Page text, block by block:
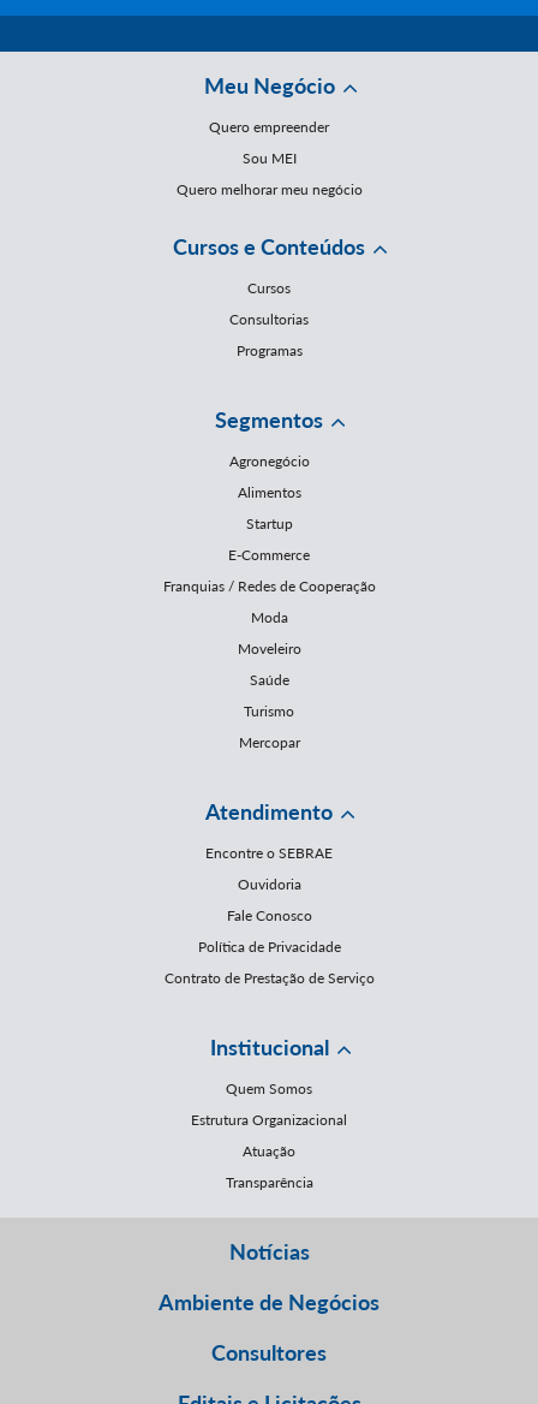
Meu Negócio
Quero empreender
Sou MEI
Quero melhorar meu negócio
Cursos e Conteúdos
Cursos
Consultorias
Programas
Segmentos
Agronegócio
Alimentos
Startup
E-Commerce
Franquias / Redes de Cooperação
Moda
Moveleiro
Saúde
Turismo
Mercopar
Atendimento
Encontre o SEBRAE
Ouvidoria
Fale Conosco
Política de Privacidade
Contrato de Prestação de Serviço
Institucional
Quem Somos
Estrutura Organizacional
Atuação
Transparência
Notícias
Ambiente de Negócios
Consultores